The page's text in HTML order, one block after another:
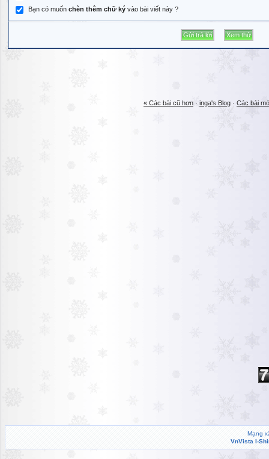
Bạn có muốn chèn thêm chữ ký vào bài viết này ?
« Các bài cũ hơn · inga's Blog · Các bài
Mạng
VnVista I-